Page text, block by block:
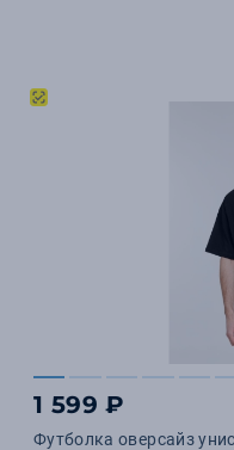
1 599 ₽
Футболка оверсайз